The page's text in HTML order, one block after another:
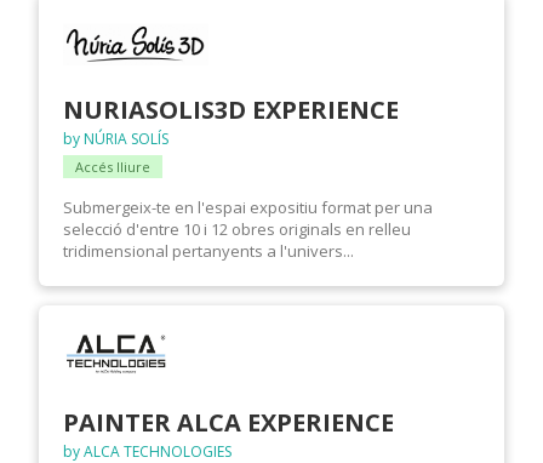
NURIASOLIS3D EXPERIENCE
by NÚRIA SOLÍS
Accés lliure
Submergeix-te en l'espai expositiu format per una
selecció d'entre 10 i 12 obres originals en relleu
tridimensional pertanyents a l'univers...
PAINTER ALCA EXPERIENCE
by ALCA TECHNOLOGIES